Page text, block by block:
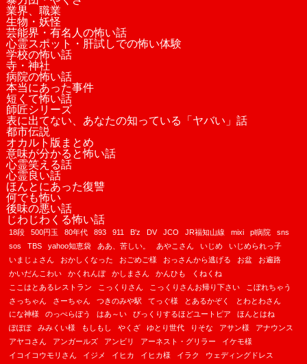
業界、職業
生物・妖怪
芸能界・有名人の怖い話
心霊スポット・肝試しでの怖い体験
学校の怖い話
寺・神社
病院の怖い話
本当にあった事件
短くて怖い話
師匠シリーズ
表に出てない、あなたの知っている「ヤバい」話
都市伝説
オカルト版まとめ
意味が分かると怖い話
心霊笑える話
心霊良い話
ほんとにあった復讐
何でも怖い
後味の悪い話
じわじわくる怖い話
18段 500円玉 80年代 893 911 B'z DV JCO JR福知山線 mixi pl病院
sns
sos
TBS yahoo知恵袋 ああ、苦しい。 あやこさん いじめ
いじめられっ子
いまじょさん
おかしくなった おごめご様 おっさんから逃げる お盆
お遍路
かいだんこわい
かくれんぼ かしまさん かんひも
くねくね
ここはとあるレストラン
こっくりさん こっくりさんお帰り下さい
こぼれちゃう
さっちゃん
さーちゃん つきのみや駅 てっぐ様 とあるかぞく
とわとわさん
にな神様
のっぺらぼう はあ～い びっくりするほどユートピア
ほんとはね
ぽぽぽ
みみくい様 もしもし やくざ ゆとり世代 りそな アサン様
アナウンス
アヤコさん
アンガールズ アンビリ アーネスト・グリラー
イケモ様
イコイコウモリさん
イジメ イヒカ イヒカ様 イラク
ウェディングドレス